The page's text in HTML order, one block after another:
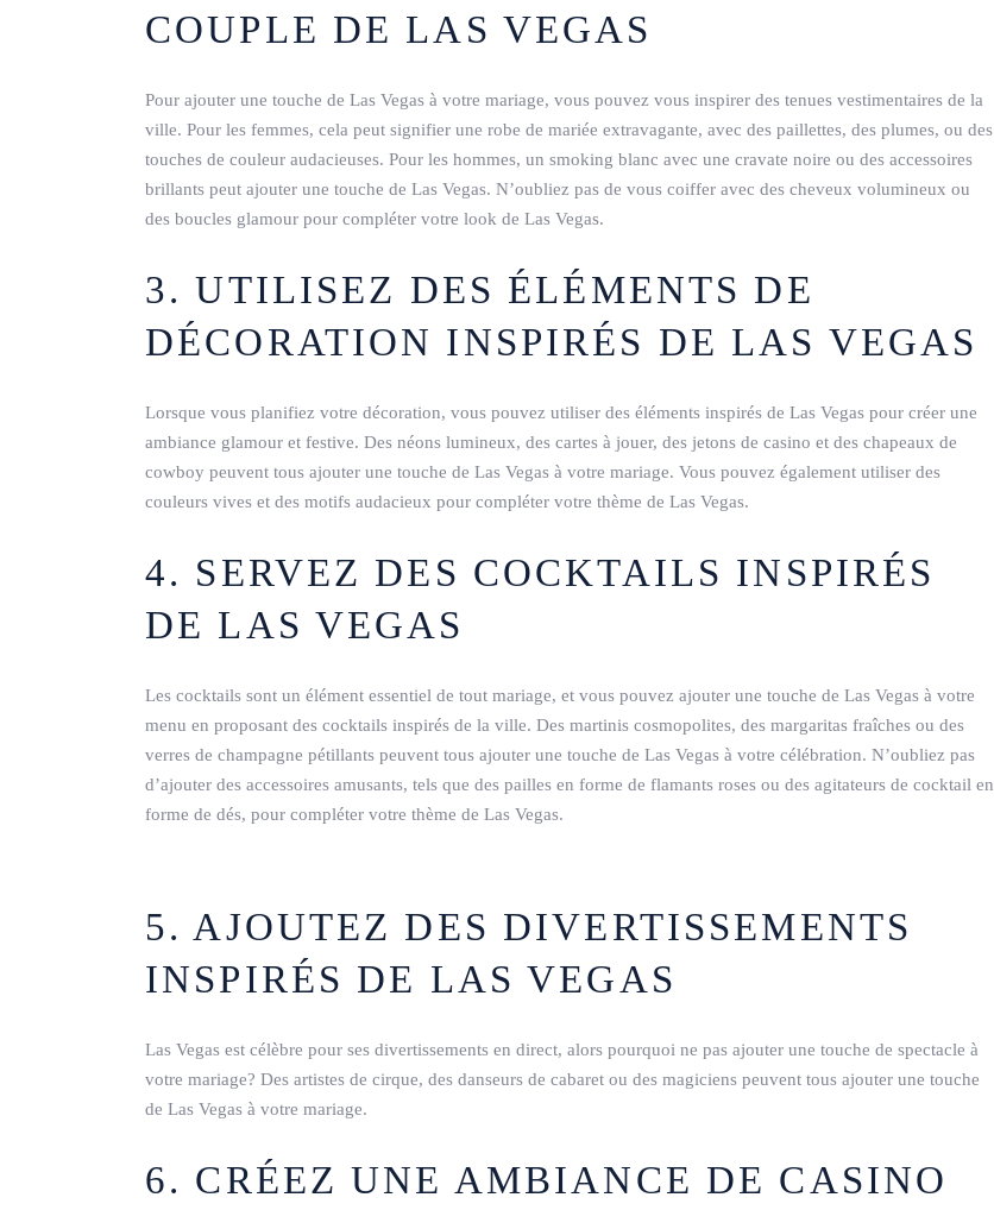
COUPLE DE LAS VEGAS
Pour ajouter une touche de Las Vegas à votre mariage, vous pouvez vous inspirer des tenues vestimentaires de la
ville. Pour les femmes, cela peut signifier une robe de mariée extravagante, avec des paillettes, des plumes, ou des
touches de couleur audacieuses. Pour les hommes, un smoking blanc avec une cravate noire ou des accessoires
brillants peut ajouter une touche de Las Vegas. N’oubliez pas de vous coiffer avec des cheveux volumineux ou
des boucles glamour pour compléter votre look de Las Vegas.
3. UTILISEZ DES ÉLÉMENTS DE
DÉCORATION INSPIRÉS DE LAS VEGAS
Lorsque vous planifiez votre décoration, vous pouvez utiliser des éléments inspirés de Las Vegas pour créer une
ambiance glamour et festive. Des néons lumineux, des cartes à jouer, des jetons de casino et des chapeaux de
cowboy peuvent tous ajouter une touche de Las Vegas à votre mariage. Vous pouvez également utiliser des
couleurs vives et des motifs audacieux pour compléter votre thème de Las Vegas.
4. SERVEZ DES COCKTAILS INSPIRÉS
DE LAS VEGAS
Les cocktails sont un élément essentiel de tout mariage, et vous pouvez ajouter une touche de Las Vegas à votre
menu en proposant des cocktails inspirés de la ville. Des martinis cosmopolites, des margaritas fraîches ou des
verres de champagne pétillants peuvent tous ajouter une touche de Las Vegas à votre célébration. N’oubliez pas
d’ajouter des accessoires amusants, tels que des pailles en forme de flamants roses ou des agitateurs de cocktail en
forme de dés, pour compléter votre thème de Las Vegas.
5. AJOUTEZ DES DIVERTISSEMENTS
INSPIRÉS DE LAS VEGAS
Las Vegas est célèbre pour ses divertissements en direct, alors pourquoi ne pas ajouter une touche de spectacle à
votre mariage? Des artistes de cirque, des danseurs de cabaret ou des magiciens peuvent tous ajouter une touche
de Las Vegas à votre mariage.
6. CRÉEZ UNE AMBIANCE DE CASINO